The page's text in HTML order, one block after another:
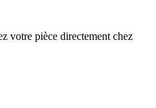
votre pièce directement chez